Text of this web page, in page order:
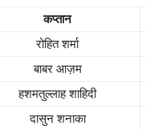
कप्तान
रोहित शर्मा
बाबर आज़म
हशमतुल्लाह शाहिदी
दासुन शनाका